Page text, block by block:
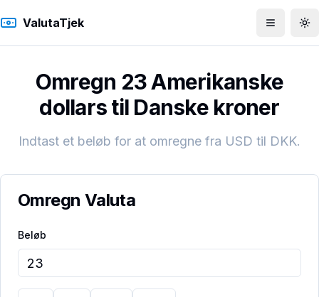
ValutaTjek Åbn menu
Omregn 23 Amerikanske
dollars til Danske kroner
Indtast et beløb for at omregne fra USD til DKK.
Omregn Valuta
Beløb